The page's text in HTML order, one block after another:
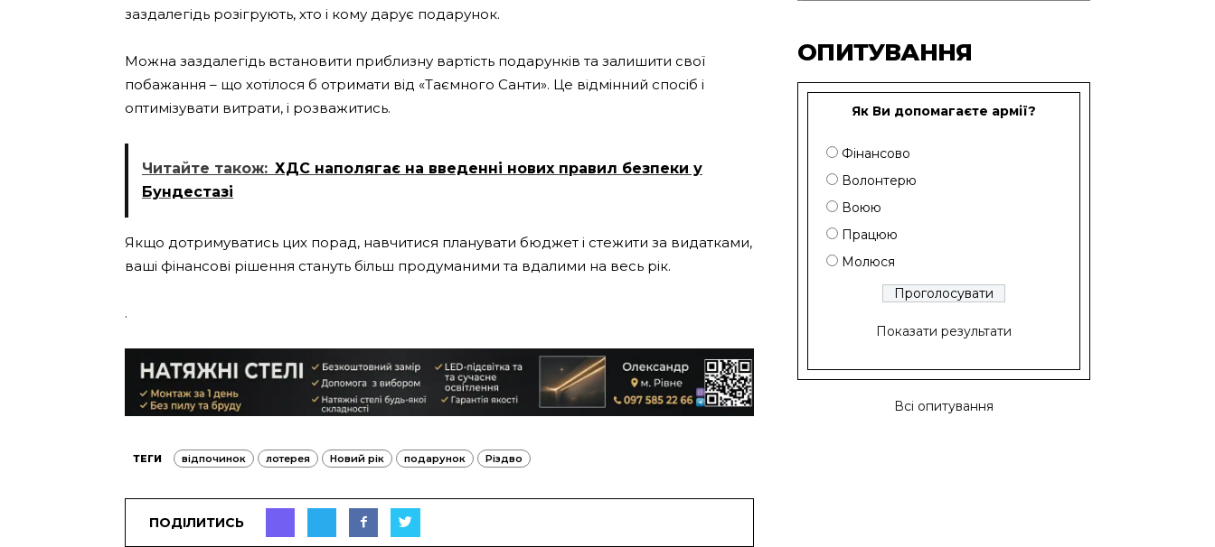
заздалегідь розігрують, хто і кому дарує подарунок.
Можна заздалегідь встановити приблизну вартість подарунків та залишити свої
побажання – що хотілося б отримати від «Таємного Санти». Це відмінний спосіб і
оптимізувати витрати, і розважитись.
Читайте також: ХДС наполягає на введенні нових правил безпеки у
Бундестазі
Якщо дотримуватись цих порад, навчитися планувати бюджет і стежити за видатками,
ваші фінансові рішення стануть більш продуманими та вдалими на весь рік.
.
ТЕГИ відпочинок лотерея Новий рік подарунок Різдво
ПОДІЛИТИСЬ
ОПИТУВАННЯ
Як Ви допомагаєте армії?
Фінансово
Волонтерю
Воюю
Працюю
Молюся
Показати результати
Всі опитування